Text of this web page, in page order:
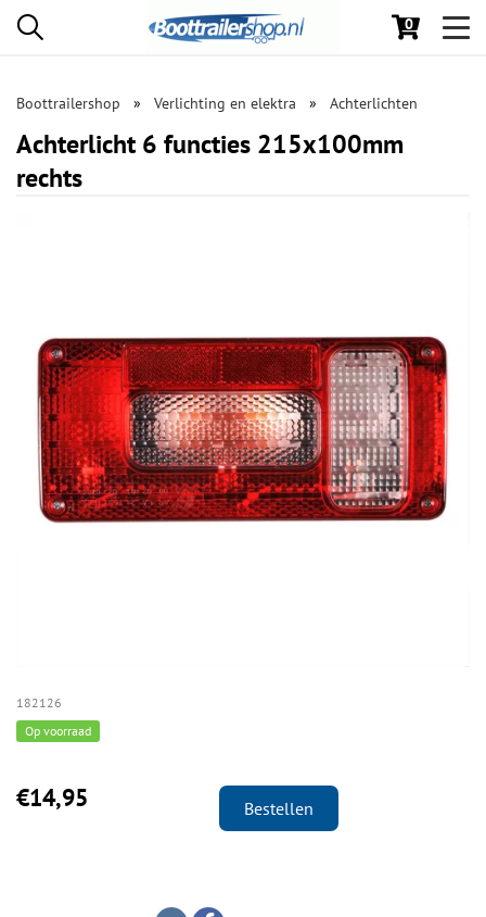
0
Boottrailershop Verlichting en elektra Achterlichten
Achterlicht 6 functies 215x100mm
rechts
182126
Op voorraad
€14,95 Bestellen